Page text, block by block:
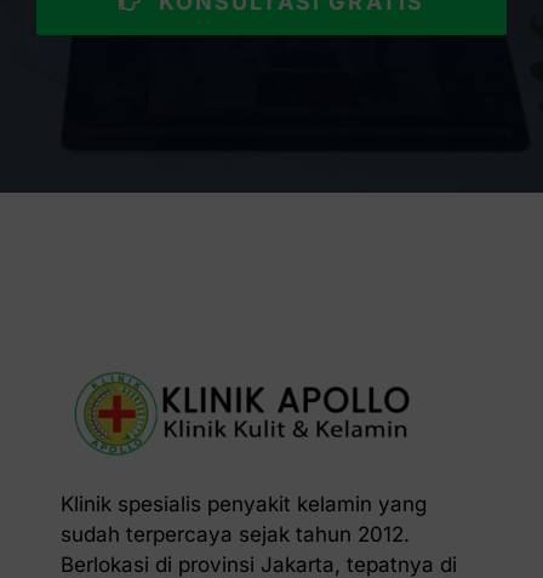
Klinik spesialis penyakit kelamin yang
sudah terpercaya sejak tahun 2012.
Berlokasi di provinsi Jakarta, tepatnya di